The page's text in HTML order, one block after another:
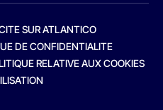
SUR ATLANTICO
DE CONFIDENTIALITE
RELATIVE AUX COOKIES